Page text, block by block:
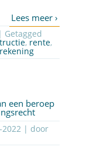
| Getagged
, rente,
een beroep
2022| door